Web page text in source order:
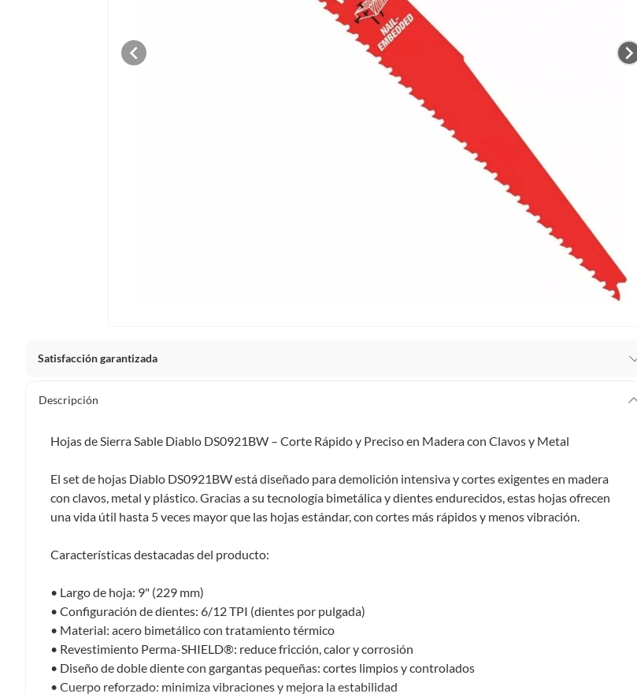
Satisfacción garantizada
Debe estar en perfecto estado, con todas sus etiquetas, sellos intactos y sin uso, tal como te lo entregamos. Ten
Productos que, por su naturaleza, no puedan ser devueltos, puedan deteriorarse o caducar con rapidez.
Confeccionados a la medida.
De uso personal.
En sodimac.cl te damos30 días desde que recibes el producto . Debe estar en perfecto estado, con todas sus
Productos digitales que se entregan a través de una descarga electrónica, por ejemplo, cupones de experiencia o
Productos a pedido o confeccionados a medida.
Productos que han sido informados como imperfectos, usados, reparados, abiertos, de segunda selección,
remanufacturados o con alguna deficiencia, que sean comprados en esa condición a un precio reducido.
Alimentos, bebidas, medicamentos, suplementos alimenticios, vitaminas, entre otros análogos.
Pinturas de un color a solicitud.
Descripción
Hojas de Sierra Sable Diablo DS0921BW – Corte Rápido y Preciso en Madera con Clavos y Metal
El set de hojas Diablo DS0921BW está diseñado para demolición intensiva y cortes exigentes en madera
con clavos, metal y plástico. Gracias a su tecnología bimetálica y dientes endurecidos, estas hojas ofrecen
una vida útil hasta 5 veces mayor que las hojas estándar, con cortes más rápidos y menos vibración.
Características destacadas del producto:
• Largo de hoja: 9" (229 mm)
• Configuración de dientes: 6/12 TPI (dientes por pulgada)
• Material: acero bimetálico con tratamiento térmico
• Revestimiento Perma-SHIELD®: reduce fricción, calor y corrosión
• Diseño de doble diente con gargantas pequeñas: cortes limpios y controlados
• Cuerpo reforzado: minimiza vibraciones y mejora la estabilidad